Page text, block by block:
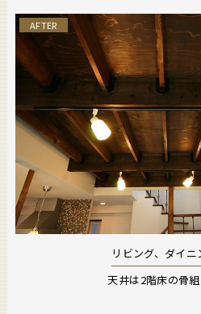
AFTER
リビング、ダイニ
天井は2階床の骨